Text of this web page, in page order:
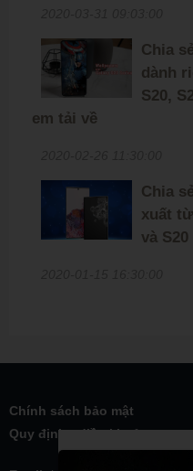
Chia
dành
S20,
em tải về
Chia
xuất
và
Chính sách bảo mật
Quy định - điều khoản